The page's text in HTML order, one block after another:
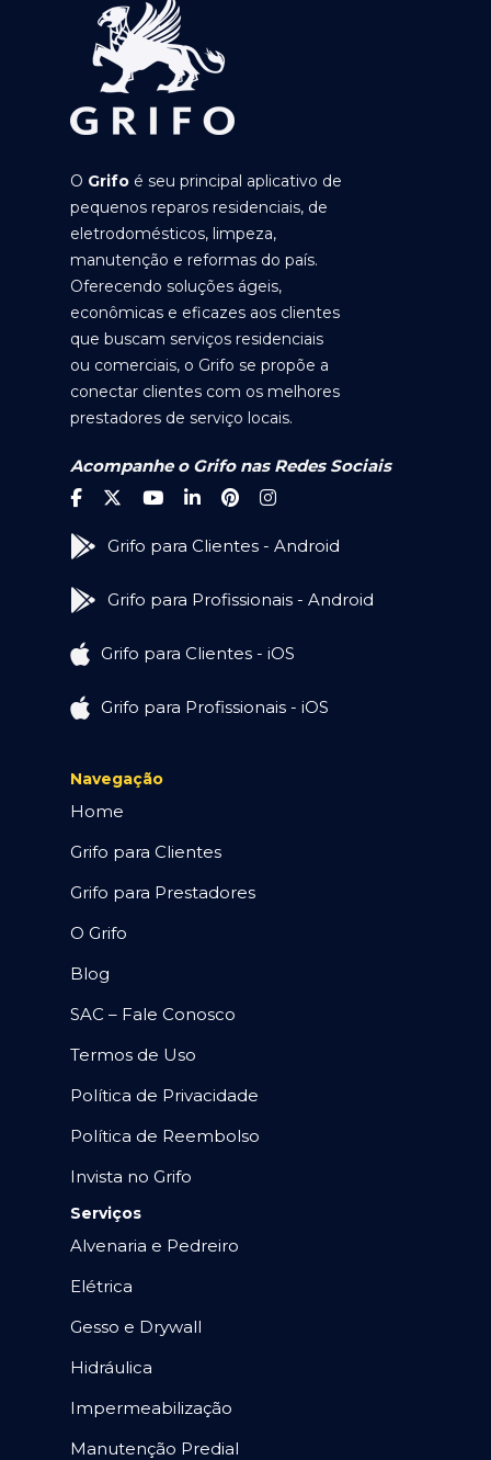
O Grifo é seu principal aplicativo de
pequenos reparos residenciais, de
eletrodomésticos, limpeza,
manutenção e reformas do país.
Oferecendo soluções ágeis,
econômicas e eficazes aos clientes
que buscam serviços residenciais
ou comerciais, o Grifo se propõe a
conectar clientes com os melhores
prestadores de serviço locais.
Acompanhe o Grifo nas Redes Sociais
Grifo para Clientes - Android
Grifo para Profissionais - Android
Grifo para Clientes - iOS
Grifo para Profissionais - iOS
Navegação
Home
Grifo para Clientes
Grifo para Prestadores
O Grifo
Blog
SAC – Fale Conosco
Termos de Uso
Política de Privacidade
Política de Reembolso
Invista no Grifo
Serviços
Alvenaria e Pedreiro
Elétrica
Gesso e Drywall
Hidráulica
Impermeabilização
Manutenção Predial